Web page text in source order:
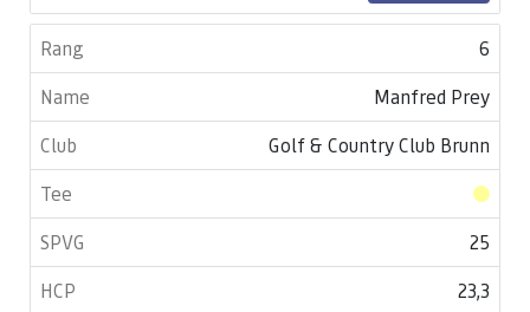
6
Manfred Prey
Golf & Country Club Brunn
25
23,3